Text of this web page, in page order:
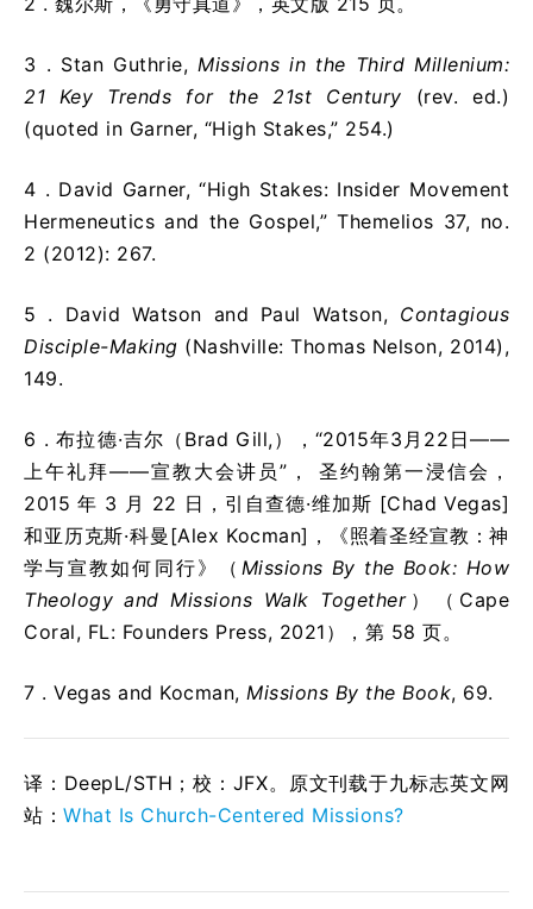
3 . Stan Guthrie, Missions in the Third Millenium:
21 Key Trends for the 21st Century (rev. ed.)
(quoted in Garner, “High Stakes,” 254.)
4 . David Garner, “High Stakes: Insider Movement
Hermeneutics and the Gospel,” Themelios 37, no.
2 (2012): 267.
5 . David Watson and Paul Watson, Contagious
Disciple-Making (Nashville: Thomas Nelson, 2014),
149.
6 .布拉德·吉尔（Brad Gill,），“2015年3月22日——
上午礼拜——宣教大会讲员”， 圣约翰第一浸信会，
2015 年 3 月 22 日，引自查德·维加斯 [Chad Vegas]
和亚历克斯·科曼[Alex Kocman]，《照着圣经宣教：神
学与宣教如何同行》（ Missions By the Book: How
Theology and Missions Walk Together）（Cape
Coral, FL: Founders Press, 2021），第 58 页。
7 . Vegas and Kocman, Missions By the Book, 69.
译：DeepL/STH；校： JFX。原文刊载于九标志英文网
站： What Is Church-Centered Missions?